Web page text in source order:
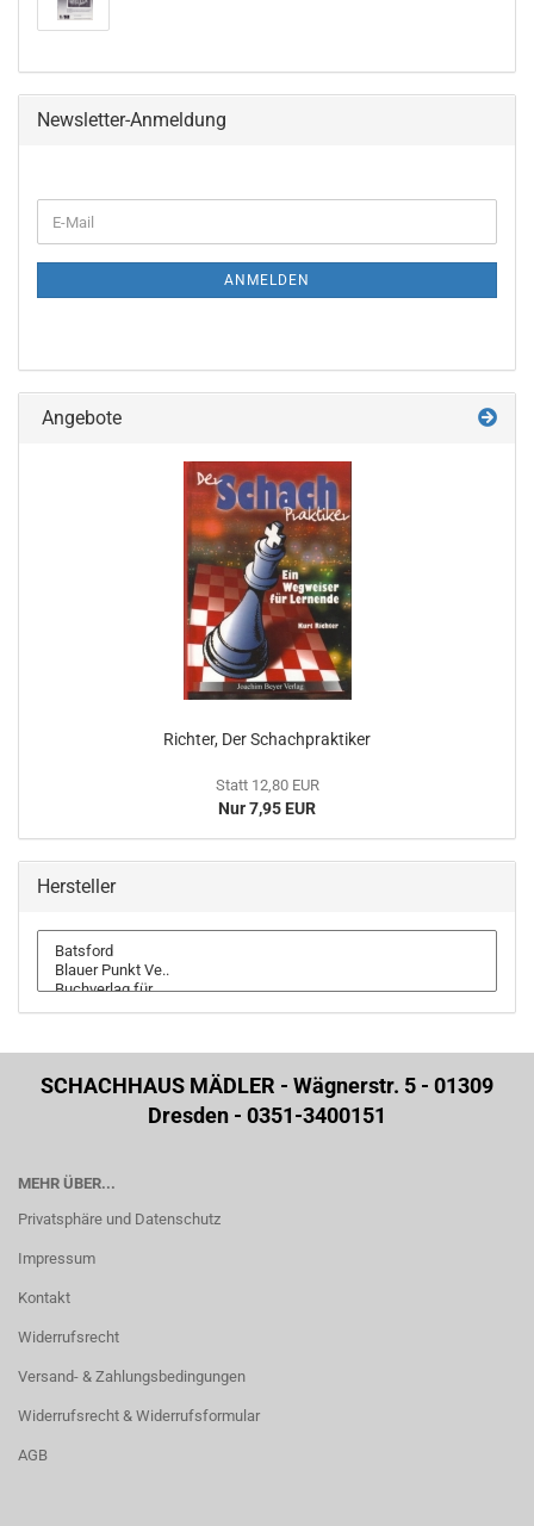
Newsletter-Anmeldung
ZUR
E-
Mail
ANMELDEN
Angebote
Richter, Der Schachpraktiker
Statt 12,80 EUR
Nur 7,95 EUR
Hersteller
SCHACHHAUS MÄDLER - Wägnerstr. 5 - 01309
Dresden - 0351-3400151
MEHR ÜBER...
Privatsphäre und Datenschutz
Impressum
Kontakt
Widerrufsrecht
Versand- & Zahlungsbedingungen
Widerrufsrecht & Widerrufsformular
AGB